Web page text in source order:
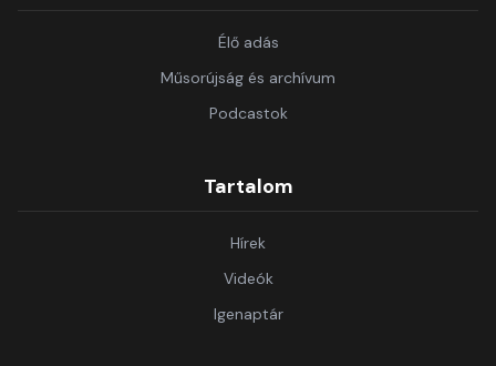
Élő adás
Műsorújság és archívum
Podcastok
Tartalom
Hírek
Videók
Igenaptár